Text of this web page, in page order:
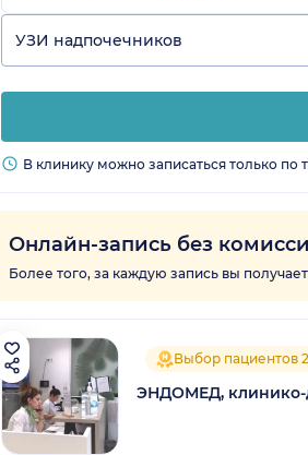
УЗИ надпочечников
В клинику можно записаться только по
Онлайн-запись без
Более того, за каждую запись вы
Выбор пациентов
ЭНДОМЕД, клинико-